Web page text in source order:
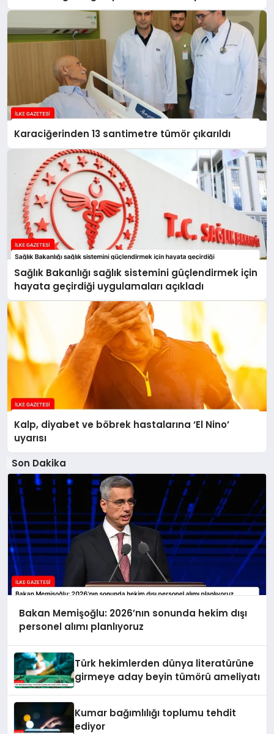
Karaciğerinden 13 santimetre tümör çıkarıldı
Sağlık Bakanlığı sağlık sistemini güçlendirmek için
hayata geçirdiği uygulamaları açıkladı
Kalp, diyabet ve böbrek hastalarına ‘El Nino’
uyarısı
Son Dakika
Bakan Memişoğlu: 2026’nın sonunda hekim dışı
personel alımı planlıyoruz
Türk hekimlerden dünya literatürüne
girmeye aday beyin tümörü ameliyatı
Kumar bağımlılığı toplumu tehdit
ediyor